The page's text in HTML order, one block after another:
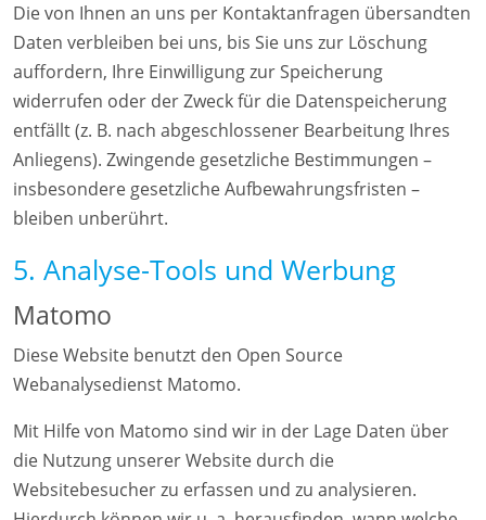
Die von Ihnen an uns per Kontaktanfragen übersandten
Daten verbleiben bei uns, bis Sie uns zur Löschung
auffordern, Ihre Einwilligung zur Speicherung
widerrufen oder der Zweck für die Datenspeicherung
entfällt (z. B. nach abgeschlossener Bearbeitung Ihres
Anliegens). Zwingende gesetzliche Bestimmungen –
insbesondere gesetzliche Aufbewahrungsfristen –
bleiben unberührt.
5. Analyse-Tools und Werbung
Matomo
Diese Website benutzt den Open Source
Webanalysedienst Matomo.
Mit Hilfe von Matomo sind wir in der Lage Daten über
die Nutzung unserer Website durch die
Websitebesucher zu erfassen und zu analysieren.